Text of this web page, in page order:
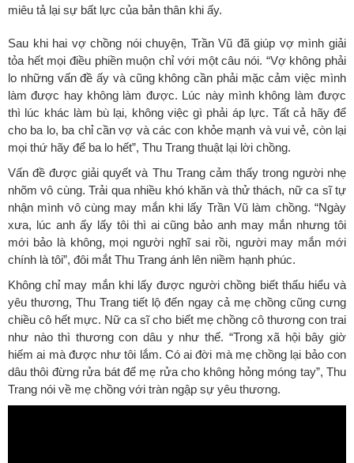
miêu tả lại sự bất lực của bản thân khi ấy.
Sau khi hai vợ chồng nói chuyện, Trần Vũ đã giúp vợ mình giải
tỏa hết mọi điều phiền muộn chỉ với một câu nói. “Vợ không phải
lo những vấn đề ấy và cũng không cần phải mặc cảm việc mình
làm được hay không làm được. Lúc này mình không làm được
thì lúc khác làm bù lại, không việc gì phải áp lực. Tất cả hãy để
cho ba lo, ba chỉ cần vợ và các con khỏe mạnh và vui vẻ, còn lại
mọi thứ hãy để ba lo hết”, Thu Trang thuật lại lời chồng.
Vấn đề được giải quyết và Thu Trang cảm thấy trong người nhẹ
nhõm vô cùng. Trải qua nhiều khó khăn và thử thách, nữ ca sĩ tự
nhận mình vô cùng may mắn khi lấy Trần Vũ làm chồng. “Ngày
xưa, lúc anh ấy lấy tôi thì ai cũng bảo anh may mắn nhưng tôi
mới bảo là không, mọi người nghĩ sai rồi, người may mắn mới
chính là tôi”, đôi mắt Thu Trang ánh lên niềm hạnh phúc.
Không chỉ may mắn khi lấy được người chồng biết thấu hiểu và
yêu thương, Thu Trang tiết lộ đến ngay cả mẹ chồng cũng cưng
chiều cô hết mực. Nữ ca sĩ cho biết mẹ chồng cô thương con trai
như nào thì thương con dâu y như thế. “Trong xã hội bây giờ
hiếm ai mà được như tôi lắm. Có ai đời mà mẹ chồng lại bảo con
dâu thôi đừng rửa bát để mẹ rửa cho không hỏng móng tay”, Thu
Trang nói về mẹ chồng với tràn ngập sự yêu thương.